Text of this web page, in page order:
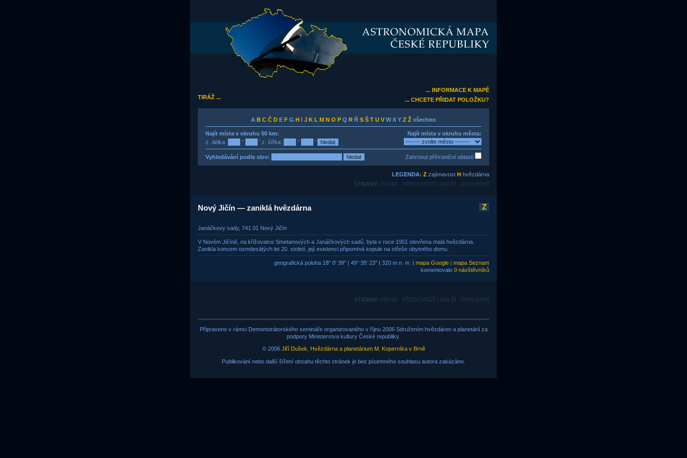
TIRÁŽ ...
... INFORMACE K MAPĚ
... CHCETE PŘIDAT POLOŽKU?
A B C Č D E F G H I J K L M N O P Q R Ř S Š T U V W X Y Z Ž všechno
Najít místa v okruhu 50 km:
z. délka:
° ′ z. šířka: ° ′
Najít místa v okruhu města:
Vyhledávání podle slov: Zahrnout příhraniční oblasti
LEGENDA: Z zajímavost H hvězdárna
STRANY: PRVNÍ · PŘEDCHOZÍ | DALŠÍ · POSLEDNÍ
Nový Jičín — zaniklá hvězdárna Z
Janáčkovy sady, 741 01 Nový Jičín
V Novém Jičíně, na křižovatce Smetanových a Janáčkových sadů, byla v roce 1951 otevřena malá hvězdárna.
Zanikla koncem osmdesátých let 20. století, její existenci připomíná kopule na střeše obytného domu.
geografická poloha 18° 0′ 39″ | 49° 35′ 23″ | 320 m n. m. | mapa Google | mapa Seznam
komentovalo 0 návštěvníků
STRANY: PRVNÍ · PŘEDCHOZÍ | DALŠÍ · POSLEDNÍ
Připraveno v rámci Demonstrátorského semináře organizovaného v říjnu 2006 Sdružením hvězdáren a planetárií za
podpory Ministerstva kultury České republiky.
© 2006 Jiří Dušek Hvězdárna a planetárium M. Koperníka v Brně
Publikování nebo další šíření obsahu těchto stránek je bez písemného souhlasu autora zakázáno.